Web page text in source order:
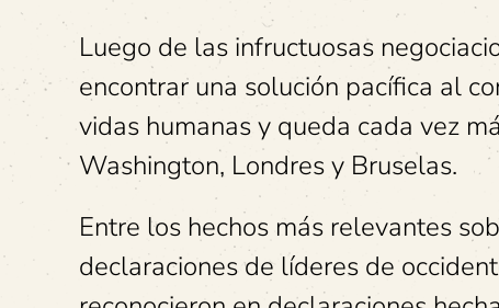
Luego de las infructuosas
encontrar una solución pacífica al
vidas humanas y queda cada vez
Washington, Londres y Bruselas.
Entre los hechos más relevantes
declaraciones de líderes de